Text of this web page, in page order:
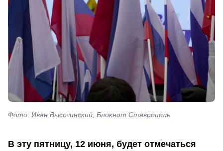
Фото: Иван Высочинский, Блокнот Ставрополь
В эту пятницу, 12 июня, будет отмечаться